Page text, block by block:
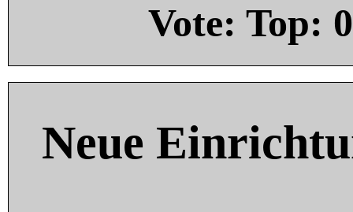
Vote: Top: 0
Neue